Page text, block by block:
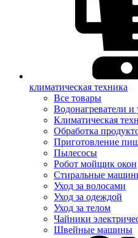
климатическая техника
Все товары
Водонагреватели
Климатическая
Обработка
Приготовление
Пылесосы
Робот мойщик окон
Стиральные
Уход за волосами
Уход за одеждой
Уход за телом
Чайники
Швейные машины